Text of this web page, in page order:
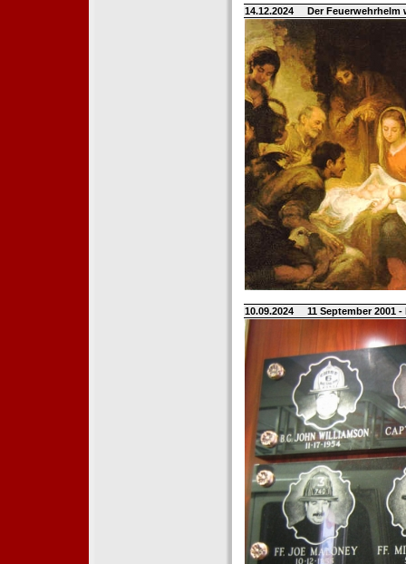
14.12.2024 Der
10.09.2024 11 September 2001